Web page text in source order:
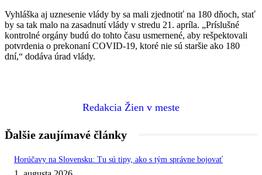
Vyhláška aj uznesenie vlády by sa mali zjednotiť na 180 dňoch, stať
by sa tak malo na zasadnutí vlády v stredu 21. apríla. „Príslušné
kontrolné orgány budú do tohto času usmernené, aby rešpektovali
potvrdenia o prekonaní COVID-19, ktoré nie sú staršie ako 180
dní,“ dodáva úrad vlády.
Redakcia Žien v meste
Ďalšie zaujímavé články
Horúčavy na Slovensku: Tu sú tipy, ako s tým správne bojovať